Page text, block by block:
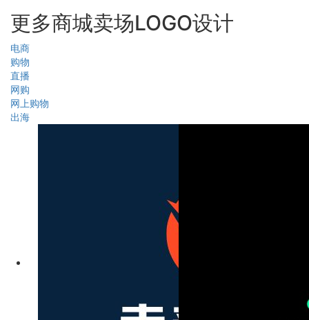
更多商城卖场LOGO设计
电商
购物
直播
网购
网上购物
出海